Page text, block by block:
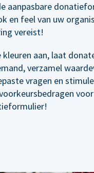
aanpasbare
en feel van uw
vereist!
kleuren aan, laat
verzamel
vragen en